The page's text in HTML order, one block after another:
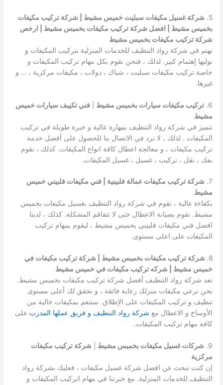
5.
شركة غسيل مكيفات سبليت خميس مشيط | شركة تركيب مكيفات
بخميس مشيط | افضل شركة تركيب مكيفات بخميس مشيط | ارخص
شركة تركيب مكيفات بخميس مشيط
نهتم في شركة رواد التنظيف للخدمات المنزلية بتركيب المكيفات و
نوليها إهتمام كبير. لذلك ، فنحن نقوم بكل مهام تركيب المكيفات و
خاصة تركيب مكيفات سبليت ، شباك ، دولاب ، مكيفات مركزية ، … و
غيرها.
6. تركيب مكيفات سيارات بخميس مشيط |فني تكييف سيارات خميس
مشيط
نتميز في شركة رواد التنظيف بمهارة عالية و خبرة طويلة في تركيب
المكيفات . لذلك ، لا ترد في الاتصال بنا للحصول على أفضل خدمة
تركيب مكيفات ، و معالجة اعطال كافة انواع المكيفات. كذلك ، نقوم
بفك ، نقل ، تركيب ، غسيل ، غسيل المكيفات.
7. شركة تركيب مكيفات عمالة فلبينية | فني مكيفات فلبيني خميس
مشيط
بكفاءة عالية ، نقوم في شركة رواد التنظيف بغسيل مكيفات بخميس
مشيط. نقوم بصيانة الاعطال حتى لا تتفاقم المشكلة. كذلك ، لدينا
افضل فني مكيفات فلبيني بخميس مشيط ، ليقوم بمهام تركيب
المكيفات على اعلى مستوى.
8. شركة تركيب مكيفات بخميس مشيط | شركة تركيب مكيفات في
خميس مشيط | شركه تركيب مكيفات في خميس مشيط
تعد شركة رواد التنظيف أفضل شركة تركيب مكيفات بخميس مشيط.
نحن نرعي مكيفات منزلك رعاية فائقة ، و نحقق لك أعلى مستوى
تنظيف و تركيب المكيفات على الإطلاق. ستنعم بمكيفات خالية من
الأوساخ و الاعطال مع شركة رواد التنظيف و فريق عملها المدرب على
كافة مهام تركيب المكيفات.
9. شركات غسيل مكيفات بخميس مشيط
شركة تركيب مكيفات
مركزية
إن كنت تبحث عن افضل شركة غسيل مكيفات ، فعليك بشركة رواد
التنظيف للخدمات المنزلية. مع خبرتنا في مهام اتركيب المكيفات و